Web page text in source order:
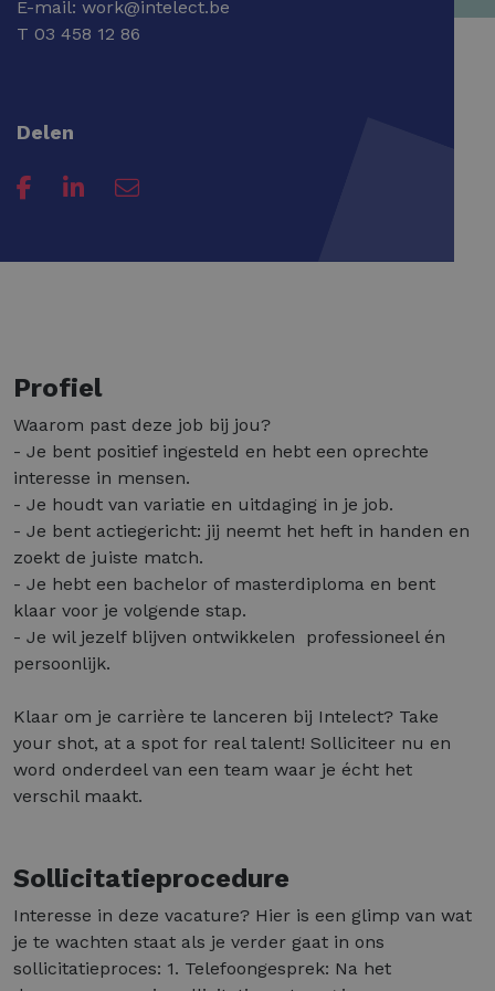
E-mail: work@intelect.be
T 03 458 12 86
Delen
Profiel
Waarom past deze job bij jou?
- Je bent positief ingesteld en hebt een oprechte
interesse in mensen.
- Je houdt van variatie en uitdaging in je job.
- Je bent actiegericht: jij neemt het heft in handen en
zoekt de juiste match.
- Je hebt een bachelor of masterdiploma en bent
klaar voor je volgende stap.
- Je wil jezelf blijven ontwikkelen ­ professioneel én
persoonlijk.
Klaar om je carrière te lanceren bij Intelect? Take
your shot, at a spot for real talent! Solliciteer nu en
word onderdeel van een team waar je écht het
verschil maakt.
Sollicitatieprocedure
Interesse in deze vacature? Hier is een glimp van wat
je te wachten staat als je verder gaat in ons
sollicitatieproces: 1. Telefoongesprek: Na het